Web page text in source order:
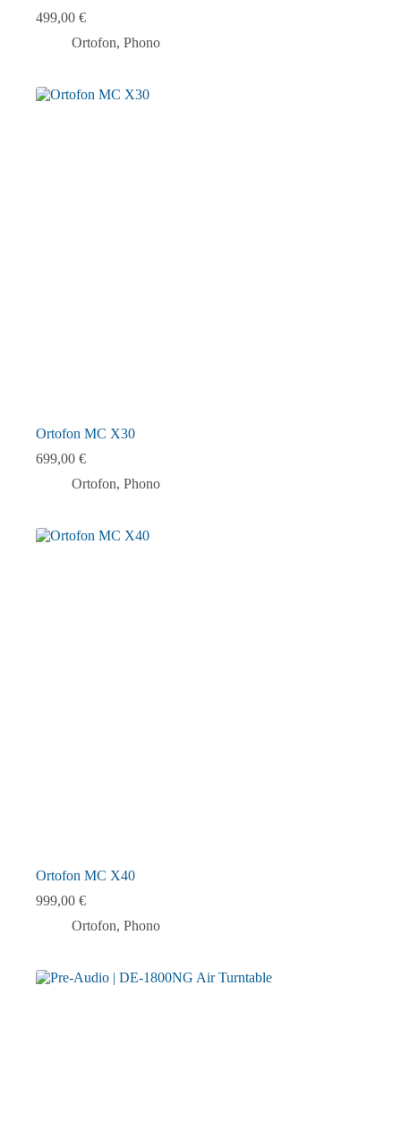
499,00 €
Ortofon, Phono
Ortofon MC X30
699,00 €
Ortofon, Phono
Ortofon MC X40
999,00 €
Ortofon, Phono